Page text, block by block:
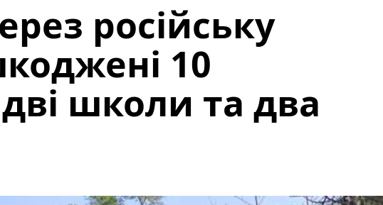
російську
10
школи та два